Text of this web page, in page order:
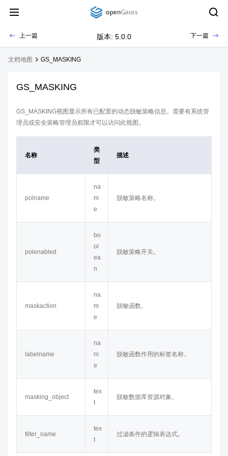
上一篇 版本: 5.0.0 下一篇
文档地图 GS_MASKING
GS_MASKING
GS_MASKING视图显示所有已配置的动态脱敏策略信息。需要有系统管
理员或安全策略管理员权限才可以访问此视图。
名称
类
型
描述
polname
na
m
e
脱敏策略名称。
polenabled
bo
ol
ea
n
脱敏策略开关。
maskaction
na
m
e
脱敏函数。
labelname
na
m
e
脱敏函数作用的标签名称。
masking_object
tex
t
脱敏数据库资源对象。
filter_name
tex
t
过滤条件的逻辑表达式。